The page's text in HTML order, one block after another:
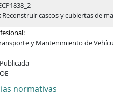
Reconstruir cascos y cubiertas de
y Mantenimiento de
normativas